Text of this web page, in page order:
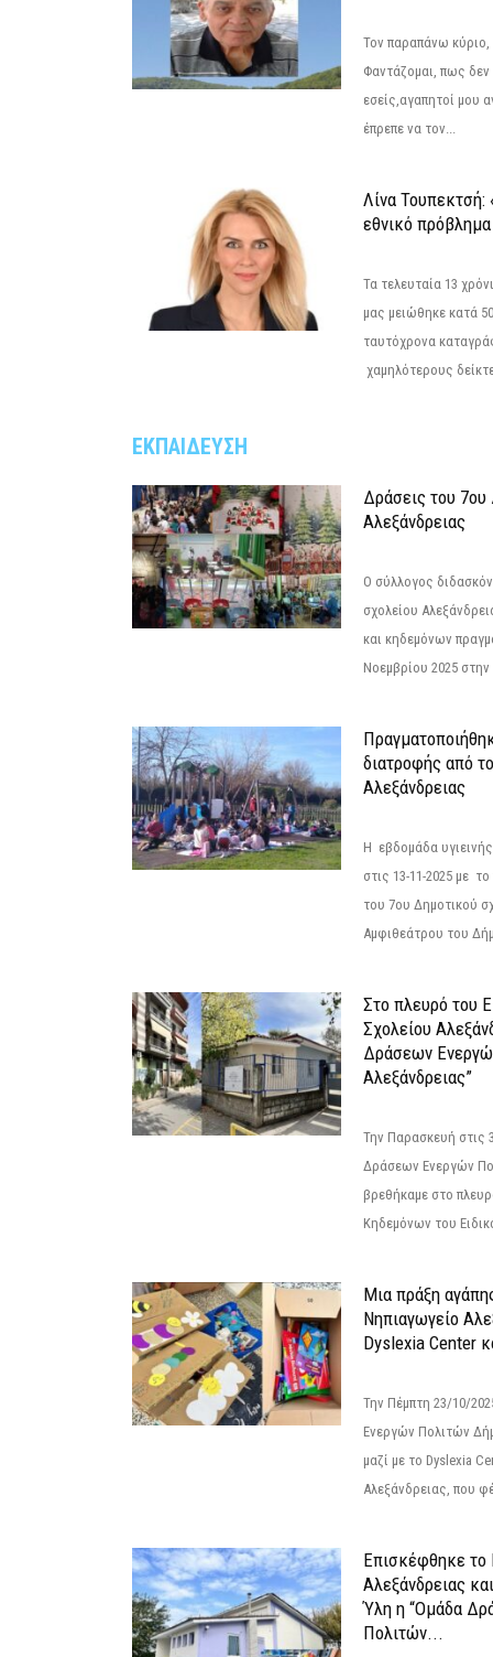
Τον παραπάνω
Φαντάζομαι, πως δεν
εσείς,αγαπητοί μου
έπρεπε να τον...
Λίνα Τουπεκτσή:
εθνικό πρόβλημα
Τα τελευταία 13
μας μειώθηκε κατά
ταυτόχρονα
χαμηλότερους
ΕΚΠΑΙΔΕΥΣΗ
Δράσεις του 7ου
Αλεξάνδρειας
Ο σύλλογος
σχολείου
και κηδεμόνων
Νοεμβρίου 2025
διατροφής από
Αλεξάνδρειας
Η εβδομάδα
στις 13-11-2025 με
του 7ου Δημοτικού
Αμφιθεάτρου του
Στο πλευρό του
Σχολείου
Δράσεων
Αλεξάνδρειας”
Την Παρασκευή
Δράσεων Ενεργών
βρεθήκαμε στο
Κηδεμόνων του
Μια πράξη
Νηπιαγωγείο
Dyslexia Center
Την Πέμπτη 23/10/
Ενεργών Πολιτών
μαζί με το Dyslexia
Αλεξάνδρειας, που
Επισκέφθηκε το
Αλεξάνδρειας
Ύλη η “Ομάδα
Πολιτών...